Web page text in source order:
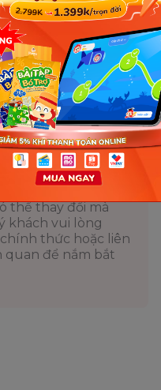
sẽ giúp ích cho
bạn. Hãy kiên
gian cho con, bạn sẽ
Chia sẻ ngay
thể thay đổi mà
khách vui lòng
thức hoặc liên
quan để nắm bắt